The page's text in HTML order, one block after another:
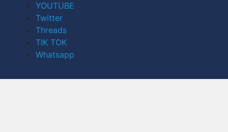
YOUTUBE
Twitter
Threads
TIK TOK
Whatsapp